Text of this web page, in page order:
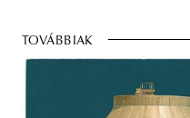
TOVÁBBIAK